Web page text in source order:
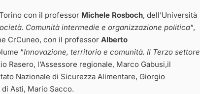
con il professor Michele Rosboch, dell’Università
Comunità intermedie e organizzazione politica“,
CrCuneo, con il professor Alberto
“Innovazione, territorio e comunità. Il Terzo settore
Rasero, l’Assessore regionale, Marco Gabusi,il
Nazionale di Sicurezza Alimentare, Giorgio
Asti, Mario Sacco.